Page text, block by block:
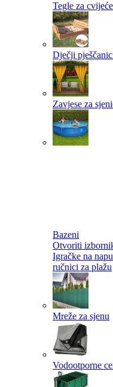
Tegle za cvijeće
Dječji
Zavjese za
Bazeni
Otvoriti
Igračke na
ručnici za plažu
Mreže za sjenu
Vodootporne